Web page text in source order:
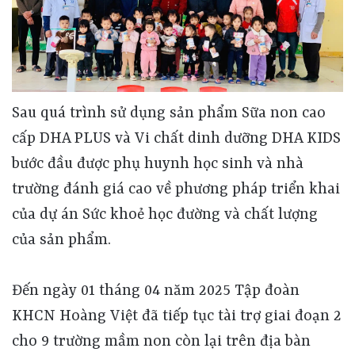
Sau quá trình sử dụng sản phẩm Sữa non cao
cấp DHA PLUS và Vi chất dinh dưỡng DHA KIDS
bước đầu được phụ huynh học sinh và nhà
trường đánh giá cao về phương pháp triển khai
của dự án Sức khoẻ học đường và chất lượng
của sản phẩm.
Đến ngày 01 tháng 04 năm 2025 Tập đoàn
KHCN Hoàng Việt đã tiếp tục tài trợ giai đoạn 2
cho 9 trường mầm non còn lại trên địa bàn